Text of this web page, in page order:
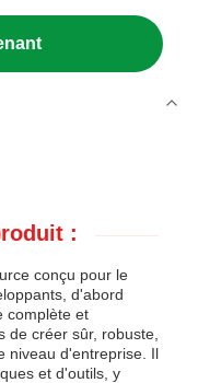
:
conçu pour le
d'abord
complète et
de créer sûr, robuste,
niveau d'entreprise. Il
et d'outils, y